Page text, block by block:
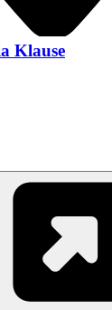
Klause